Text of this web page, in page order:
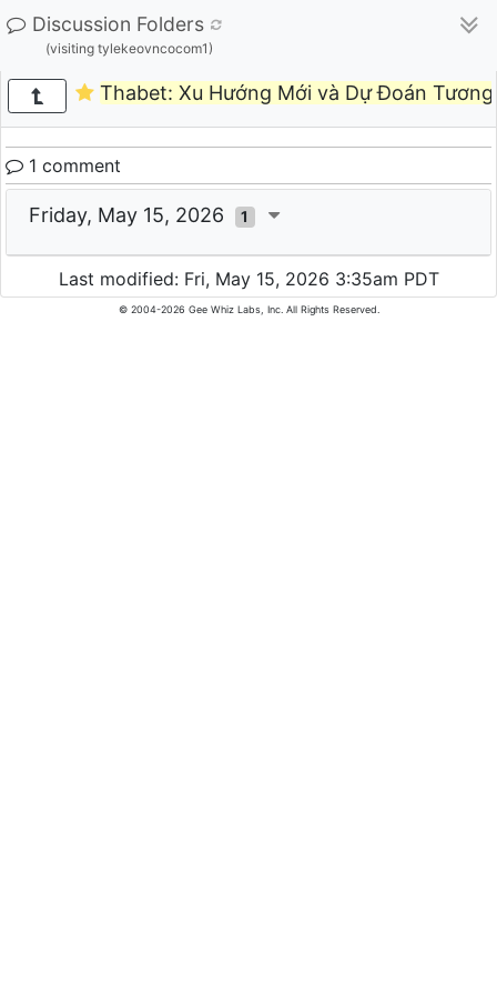
Discussion Folders
(visiting tylekeovncocom1)
Thabet: Xu Hướng Mới và Dự Đoán
1 comment
Friday, May 15, 2026 1
Last modified: Fri, May 15, 2026 3:35am PDT
© 2004-2026 Gee Whiz Labs, Inc. All Rights Reserved.